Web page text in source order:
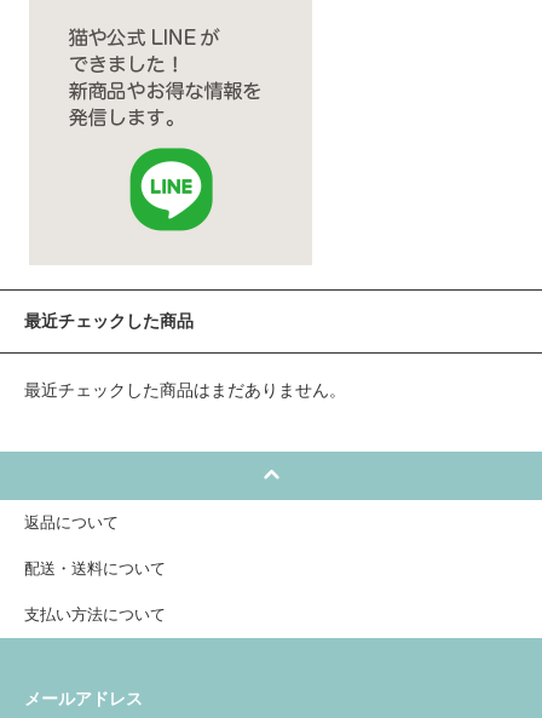
最近チェックした商品
最近チェックした商品はまだありません。
返品について
配送・送料について
支払い方法について
メールアドレス